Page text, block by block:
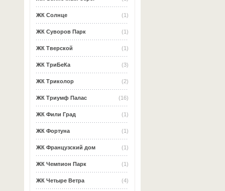
(1)
ЖК Солнце
(1)
ЖК Суворов Парк
(1)
ЖК Тверской
(3)
ЖК ТриБеКа
(2)
ЖК Триколор
(16)
ЖК Триумф Палас
(1)
ЖК Фили Град
(1)
ЖК Фортуна
(1)
ЖК Французский дом
(1)
ЖК Чемпион Парк
(4)
ЖК Четыре Ветра